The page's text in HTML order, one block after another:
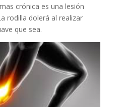
crónica es una lesión
rodilla dolerá al realizar
que sea.